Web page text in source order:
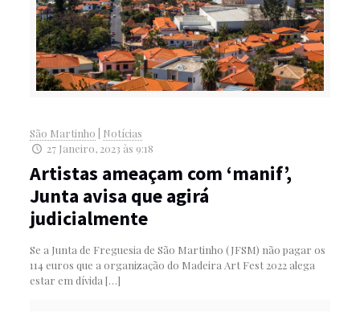
São Martinho
Notícias
27 Janeiro, 2023 às 9:18
Artistas ameaçam com ‘manif’,
Junta avisa que agirá
judicialmente
Se a Junta de Freguesia de São Martinho (JFSM) não pagar os
114 euros que a organização do Madeira Art Fest 2022 alega
estar em dívida […]